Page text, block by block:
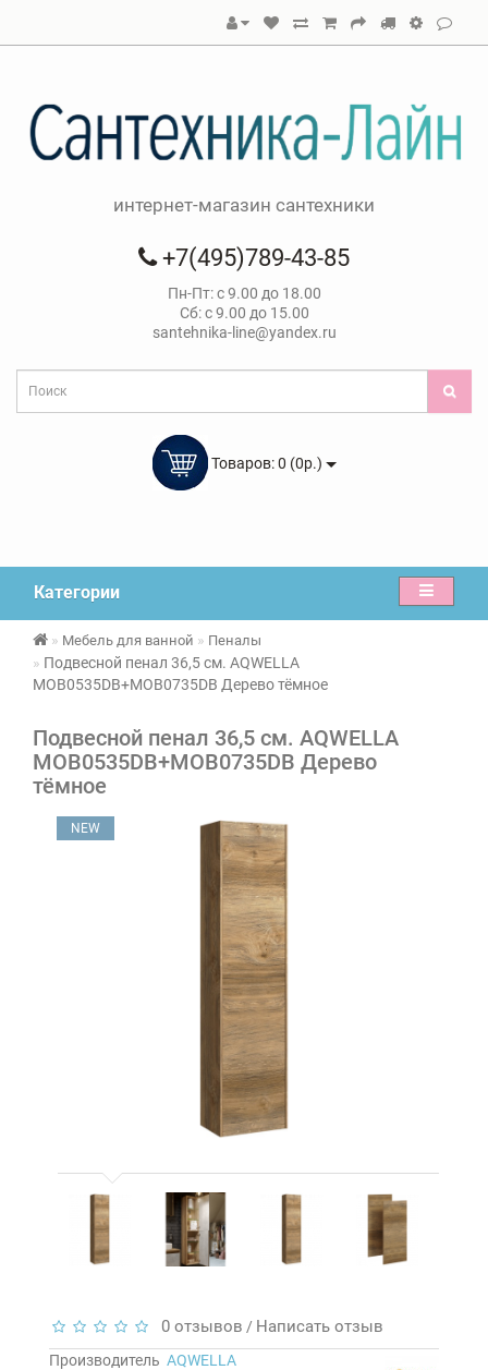
интернет-магазин сантехники
+7(495)789-43-85
Пн-Пт: с 9.00 до 18.00
Сб: с 9.00 до 15.00
santehnika-line@yandex.ru
Товаров: 0 (0р.)
Категории
Мебель для ванной Пеналы
Подвесной пенал 36,5 см. AQWELLA
MOB0535DB+MOB0735DB Дерево тёмное
Подвесной пенал 36,5 см. AQWELLA
MOB0535DB+MOB0735DB Дерево
тёмное
NEW
0 отзывов / Написать отзыв
Производитель AQWELLA